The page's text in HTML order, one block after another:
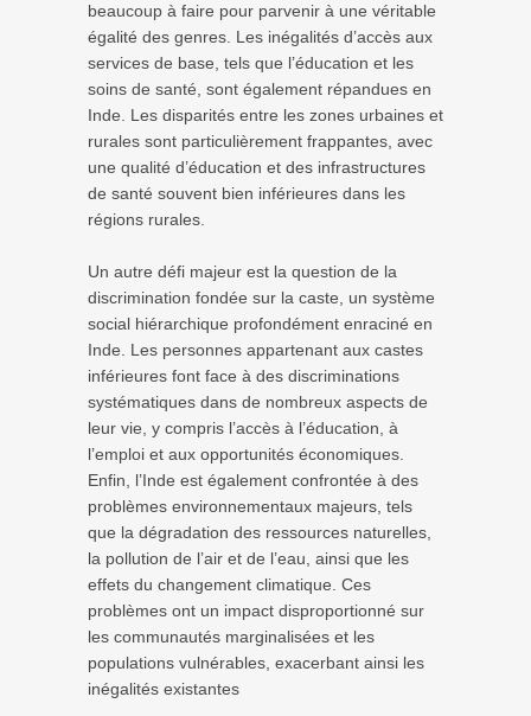
beaucoup à faire pour parvenir à une véritable
égalité des genres. Les inégalités d’accès aux
services de base, tels que l’éducation et les
soins de santé, sont également répandues en
Inde. Les disparités entre les zones urbaines et
rurales sont particulièrement frappantes, avec
une qualité d’éducation et des infrastructures
de santé souvent bien inférieures dans les
régions rurales.
Un autre défi majeur est la question de la
discrimination fondée sur la caste, un système
social hiérarchique profondément enraciné en
Inde. Les personnes appartenant aux castes
inférieures font face à des discriminations
systématiques dans de nombreux aspects de
leur vie, y compris l’accès à l’éducation, à
l’emploi et aux opportunités économiques.
Enfin, l’Inde est également confrontée à des
problèmes environnementaux majeurs, tels
que la dégradation des ressources naturelles,
la pollution de l’air et de l’eau, ainsi que les
effets du changement climatique. Ces
problèmes ont un impact disproportionné sur
les communautés marginalisées et les
populations vulnérables, exacerbant ainsi les
inégalités existantes